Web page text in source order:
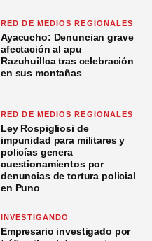
RED DE MEDIOS REGIONALES
Ayacucho: Denuncian grave
afectación al apu
Razuhuillca tras celebración
en sus montañas
RED DE MEDIOS REGIONALES
Ley Rospigliosi de
impunidad para militares y
policías genera
cuestionamientos por
denuncias de tortura policial
en Puno
INVESTIGANDO
Empresario investigado por